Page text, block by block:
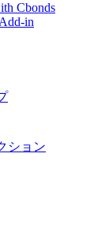
Cbonds
in
ション